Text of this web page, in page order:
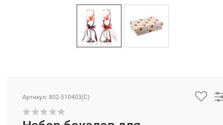
Артикул: 802-510403(C)